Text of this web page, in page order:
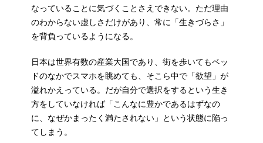
なっていることに気づくことさえできない。ただ理由
のわからない虚しさだけがあり、常に「生きづらさ」
を背負っているようになる。
日本は世界有数の産業大国であり、街を歩いてもベッ
ドのなかでスマホを眺めても、そこら中で「欲望」が
溢れかえっている。だが自分で選択をするという生き
方をしていなければ「こんなに豊かであるはずなの
に、なぜかまったく満たされない」という状態に陥っ
てしまう。